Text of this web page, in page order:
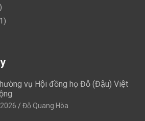
vụ Hội đồng họ Đỗ (Đậu) Việt
Đỗ Quang Hòa